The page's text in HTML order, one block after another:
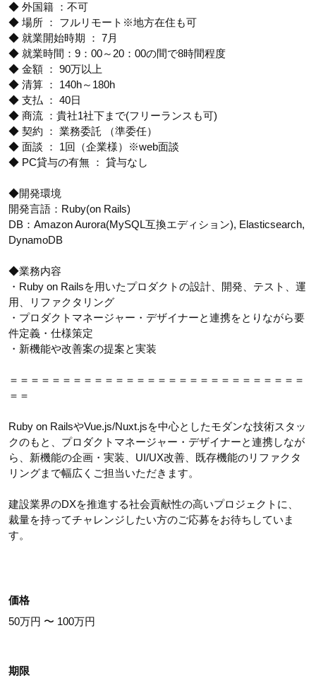
◆ 外国籍 ：不可
◆ 場所 ： フルリモート※地方在住も可
◆ 就業開始時期 ： 7月
◆ 就業時間：9：00～20：00の間で8時間程度
◆ 金額 ： 90万以上
◆ 清算 ： 140h～180h
◆ 支払 ： 40日
◆ 商流 ：貴社1社下まで(フリーランスも可)
◆ 契約 ： 業務委託 （準委任）
◆ 面談 ： 1回（企業様）※web面談
◆ PC貸与の有無 ： 貸与なし
◆開発環境
開発言語：Ruby(on Rails)
DB：Amazon Aurora(MySQL互換エディション), Elasticsearch,
DynamoDB
◆業務内容
・Ruby on Railsを用いたプロダクトの設計、開発、テスト、運
用、リファクタリング
・プロダクトマネージャー・デザイナーと連携をとりながら要
件定義・仕様策定
・新機能や改善案の提案と実装
＝＝＝＝＝＝＝＝＝＝＝＝＝＝＝＝＝＝＝＝＝＝＝＝＝＝＝＝
＝＝
Ruby on RailsやVue.js/Nuxt.jsを中心としたモダンな技術スタッ
クのもと、プロダクトマネージャー・デザイナーと連携しなが
ら、新機能の企画・実装、UI/UX改善、既存機能のリファクタ
リングまで幅広くご担当いただきます。
建設業界のDXを推進する社会貢献性の高いプロジェクトに、
裁量を持ってチャレンジしたい方のご応募をお待ちしていま
す。
価格
50万円 〜 100万円
期限